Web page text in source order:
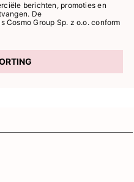
berichten, promoties en
De
Group Sp. z o.o. conform